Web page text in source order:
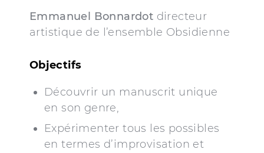
Emmanuel Bonnardot directeur
artistique de l’ensemble Obsidienne
Objectifs
Découvrir un manuscrit unique
en son genre,
Expérimenter tous les possibles
en termes d’improvisation et